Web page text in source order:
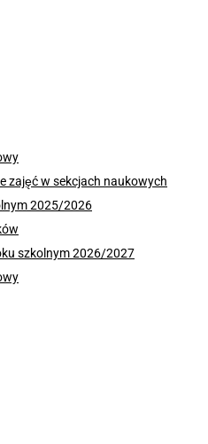
zajęć w sekcjach naukowych
2025/2026
szkolnym 2026/2027